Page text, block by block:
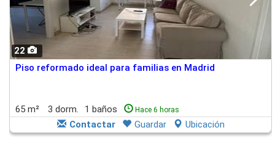
22
Piso reformado ideal para familias en Madrid
65 m² 3 dorm. 1 baños Hace 6 horas
Contactar Guardar Ubicación